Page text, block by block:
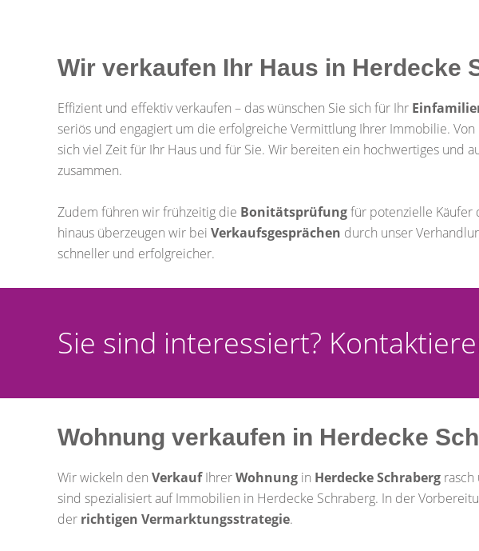
Wir verkaufen Ihr Haus in Herdecke
Effizient und effektiv verkaufen – das wünschen Sie sich für Ihr
seriös und engagiert um die erfolgreiche Vermittlung Ihrer Immobilie.
sich viel Zeit für Ihr Haus und für Sie. Wir bereiten ein hochwertiges und
zusammen.
Zudem führen wir frühzeitig die Bonitätsprüfungfür potenzielle Käufer
hinaus überzeugen wir bei Verkaufsgesprächen durch unser
schneller und erfolgreicher.
Sie sind interessiert?
Wohnung verkaufen in Herdecke
Wir wickeln den VerkaufIhrerWohnung in Herdecke Schraberg
sind spezialisiert auf Immobilien in Herdecke Schraberg. In der
der richtigen Vermarktungsstrategie.